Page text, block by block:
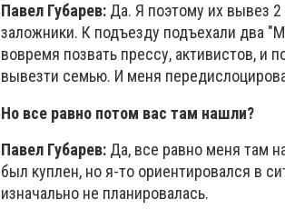
Павел Губарев: Да. Я поэтому их вывез
заложники. К подъезду подъехали два
вовремя позвать прессу, активистов, и
вывезти семью. И меня
Но все равно потом вас там нашли?
Павел Губарев: Да, все равно меня там
был куплен, но я-то ориентировался в
изначально не планировалась.